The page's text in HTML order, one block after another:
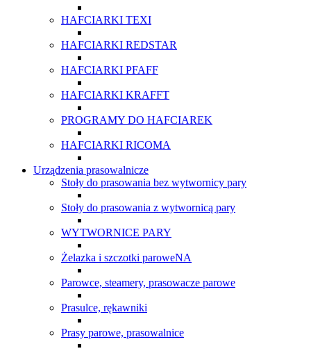
HAFCIARKI TEXI
HAFCIARKI REDSTAR
HAFCIARKI PFAFF
HAFCIARKI KRAFFT
PROGRAMY DO HAFCIAREK
HAFCIARKI RICOMA
Urządzenia prasowalnicze
Stoły do prasowania bez wytwornicy pary
Stoły do prasowania z wytwornicą pary
WYTWORNICE PARY
Żelazka i szczotki paroweNA
Parowce, steamery, prasowacze parowe
Prasulce, rękawniki
Prasy parowe, prasowalnice